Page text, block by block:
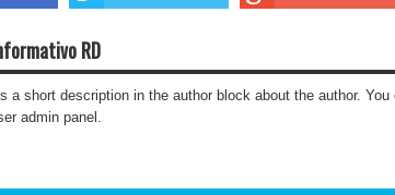
RD
a short description in the author block about the author.
admin panel.